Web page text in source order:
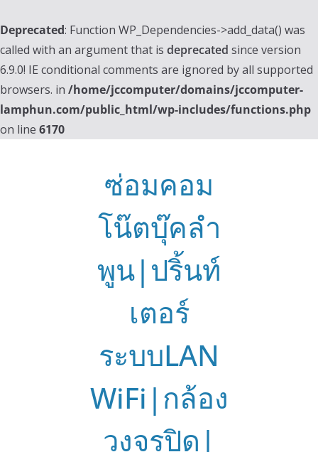
Deprecated: Function WP_Dependencies->add_data() was
called with an argument that is deprecated since version
6.9.0! IE conditional comments are ignored by all supported
browsers. in /home/jccomputer/domains/jccomputer-
lamphun.com/public_html/wp-includes/functions.php
on line 6170
ซ่อมคอม
โน๊ตบุ๊คลำ
พูน|ปริ้นท์
เตอร์
ระบบLAN
WiFi|กล้อง
วงจรปิด|